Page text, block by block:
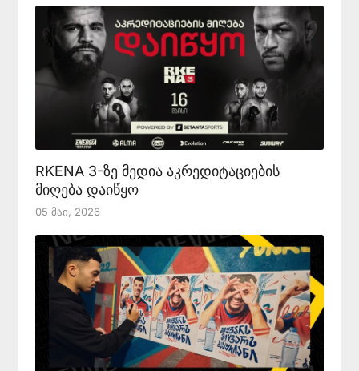
RKENA 3-ზე მედია აკრედიტაციების
მიღება დაიწყო
05 Მაი, 2026